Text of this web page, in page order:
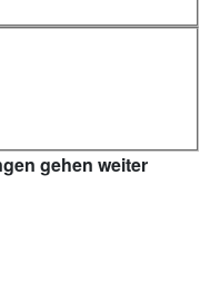
gehen weiter